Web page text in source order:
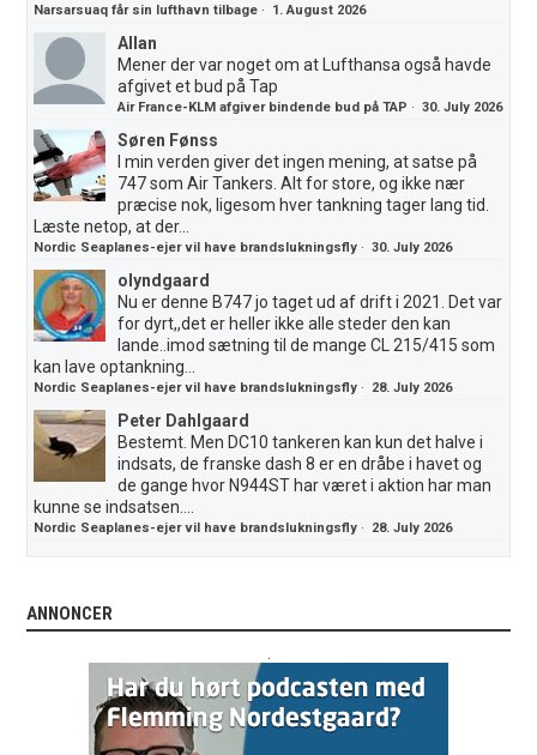
Narsarsuaq får sin lufthavn tilbage · 1. August 2026
Allan
Mener der var noget om at Lufthansa også havde
afgivet et bud på Tap
Air France-KLM afgiver bindende bud på TAP ·30. July 2026
Søren Fønss
I min verden giver det ingen mening, at satse på
747 som Air Tankers. Alt for store, og ikke nær
præcise nok, ligesom hver tankning tager lang tid.
Læste netop, at der...
Nordic Seaplanes-ejer vil have brandslukningsfly ·30. July 2026
olyndgaard
Nu er denne B747 jo taget ud af drift i 2021. Det var
for dyrt,,det er heller ikke alle steder den kan
lande..imod sætning til de mange CL 215/415 som
kan lave optankning...
Nordic Seaplanes-ejer vil have brandslukningsfly · 28. July 2026
Peter Dahlgaard
Bestemt. Men DC10 tankeren kan kun det halve i
indsats, de franske dash 8 er en dråbe i havet og
de gange hvor N944ST har været i aktion har man
kunne se indsatsen....
Nordic Seaplanes-ejer vil have brandslukningsfly · 28. July 2026
ANNONCER